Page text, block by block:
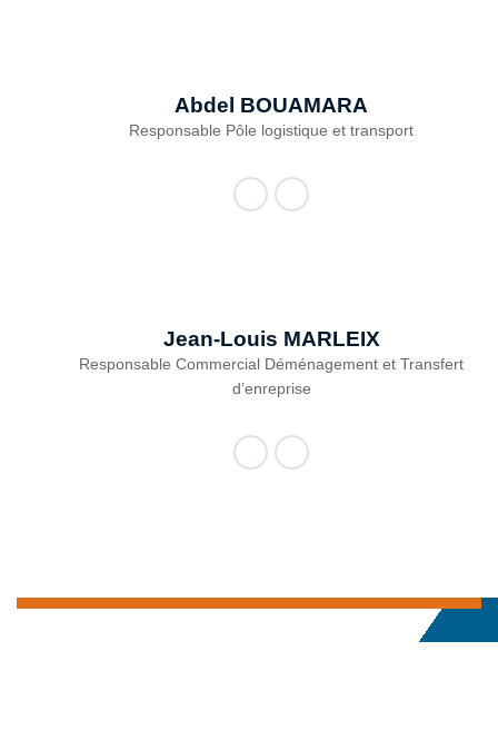
Abdel BOUAMARA
Responsable Pôle logistique et transport
Jean-Louis MARLEIX
Responsable Commercial Déménagement et Transfert
d’enreprise